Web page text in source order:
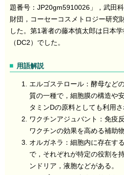
題番号：JP20gm5910026」，武田
財団，コーセーコスメトロジー研究
した。第1著者の藤本慎太郎は日本
（DC2）でした。
用語解説
エルゴステロール：酵母など
質の一種で，細胞膜の構造や
タミンDの原料としても利用さ
ワクチンアジュバント：免疫
ワクチンの効果を高める補助物
オルガネラ：細胞内に存在す
で，それぞれが特定の役割を
ンドリア，液胞などがある。